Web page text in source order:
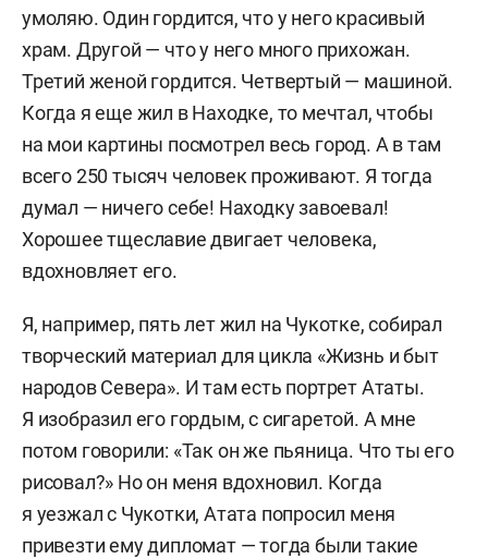
умоляю. Один гордится, что у него красивый
храм. Другой — что у него много прихожан.
Третий женой гордится. Четвертый — машиной.
Когда я еще жил в Находке, то мечтал, чтобы
на мои картины посмотрел весь город. А в там
всего 250 тысяч человек проживают. Я тогда
думал — ничего себе! Находку завоевал!
Хорошее тщеславие двигает человека,
вдохновляет его.
Я, например, пять лет жил на Чукотке, собирал
творческий материал для цикла «Жизнь и быт
народов Севера». И там есть портрет Ататы.
Я изобразил его гордым, с сигаретой. А мне
потом говорили: «Так он же пьяница. Что ты его
рисовал?» Но он меня вдохновил. Когда
я уезжал с Чукотки, Атата попросил меня
привезти ему дипломат — тогда были такие